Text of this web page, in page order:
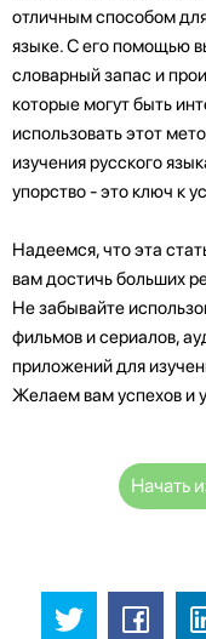
отличным способом
языке. С его помощью
словарный запас и
которые могут быть
использовать этот
изучения русского
упорство - это ключ к
Надеемся, что эта
вам достичь больших
Не забывайте
фильмов и сериалов,
приложений для
Желаем вам успехов и
Начать